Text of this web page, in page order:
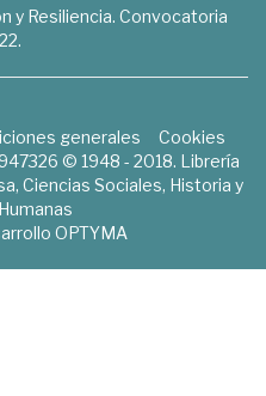
y Resiliencia. Convocatoria
generales
Cookies
© 1948 - 2018. Librería
Ciencias Sociales, Historia y
OPTYMA